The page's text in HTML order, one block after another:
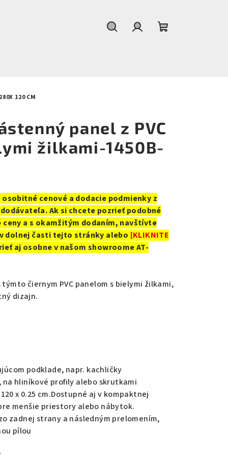
120 CM
panel z PVC
žilkami-1450B-
cenové a dodacie podmienky z
Ak si chcete pozrieť podobné
a s okamžitým dodaním, navštívte
dolnej časti tejto stránky alebo [KLIKNITE
aj osobne v našom showroome AT-
čiernym PVC panelom s bielymi žilkami,
dizajn.
podklade, napr. kachličky
hliníkové profily alebo skrutkami
x 0.25 cm.Dostupné aj v kompaktnej
menšie priestory alebo nábytok.
zadnej strany a následným prelomením,
pílou